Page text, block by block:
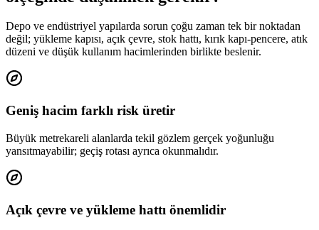
Depo ve endüstriyel yapılarda sorun çoğu zaman tek bir noktadan
değil; yükleme kapısı, açık çevre, stok hattı, kırık kapı-pencere, atık
düzeni ve düşük kullanım hacimlerinden birlikte beslenir.
Geniş hacim farklı risk üretir
Büyük metrekareli alanlarda tekil gözlem gerçek yoğunluğu
yansıtmayabilir; geçiş rotası ayrıca okunmalıdır.
Açık çevre ve yükleme hattı önemlidir